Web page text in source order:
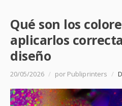
Qué son los
aplicarlos
diseño
20/05/2026 / por Publiprinters /